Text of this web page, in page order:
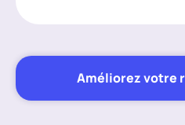
Améliorez votre